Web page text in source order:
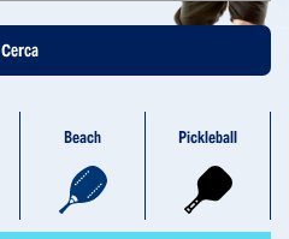
torneo,
un
circolo
o
provincia
Cerca
Beach Pickleball